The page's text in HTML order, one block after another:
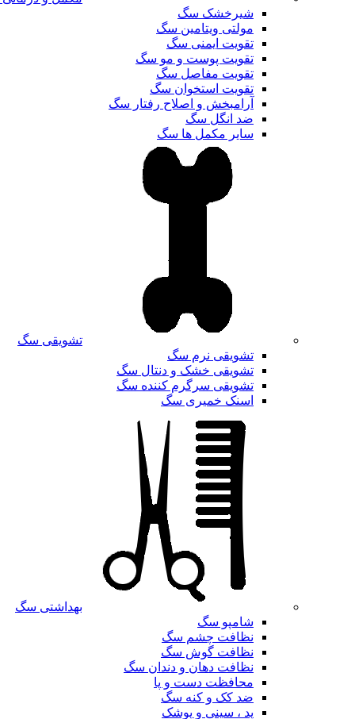
شیرخشک سگ
مولتی ویتامین سگ
تقویت ایمنی سگ
تقویت پوست و مو سگ
تقویت مفاصل سگ
تقویت استخوان سگ
آرامبخش و اصلاح رفتار سگ
ضد انگل سگ
سایر مکمل ها سگ
تشویقی سگ
تشویقی نرم سگ
تشویقی خشک و دنتال سگ
تشویقی سرگرم کننده سگ
اسنک خمیری سگ
بهداشتی سگ
شامپو سگ
نظافت چشم سگ
نظافت گوش سگ
نظافت دهان و دندان سگ
محافظت دست و پا
ضد کک و کنه سگ
پد ، سینی و پوشک